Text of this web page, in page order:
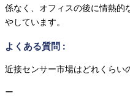
係なく、オフィスの後に情熱的
やしています。
よくある質問 :
近接センサー市場はどれくらい